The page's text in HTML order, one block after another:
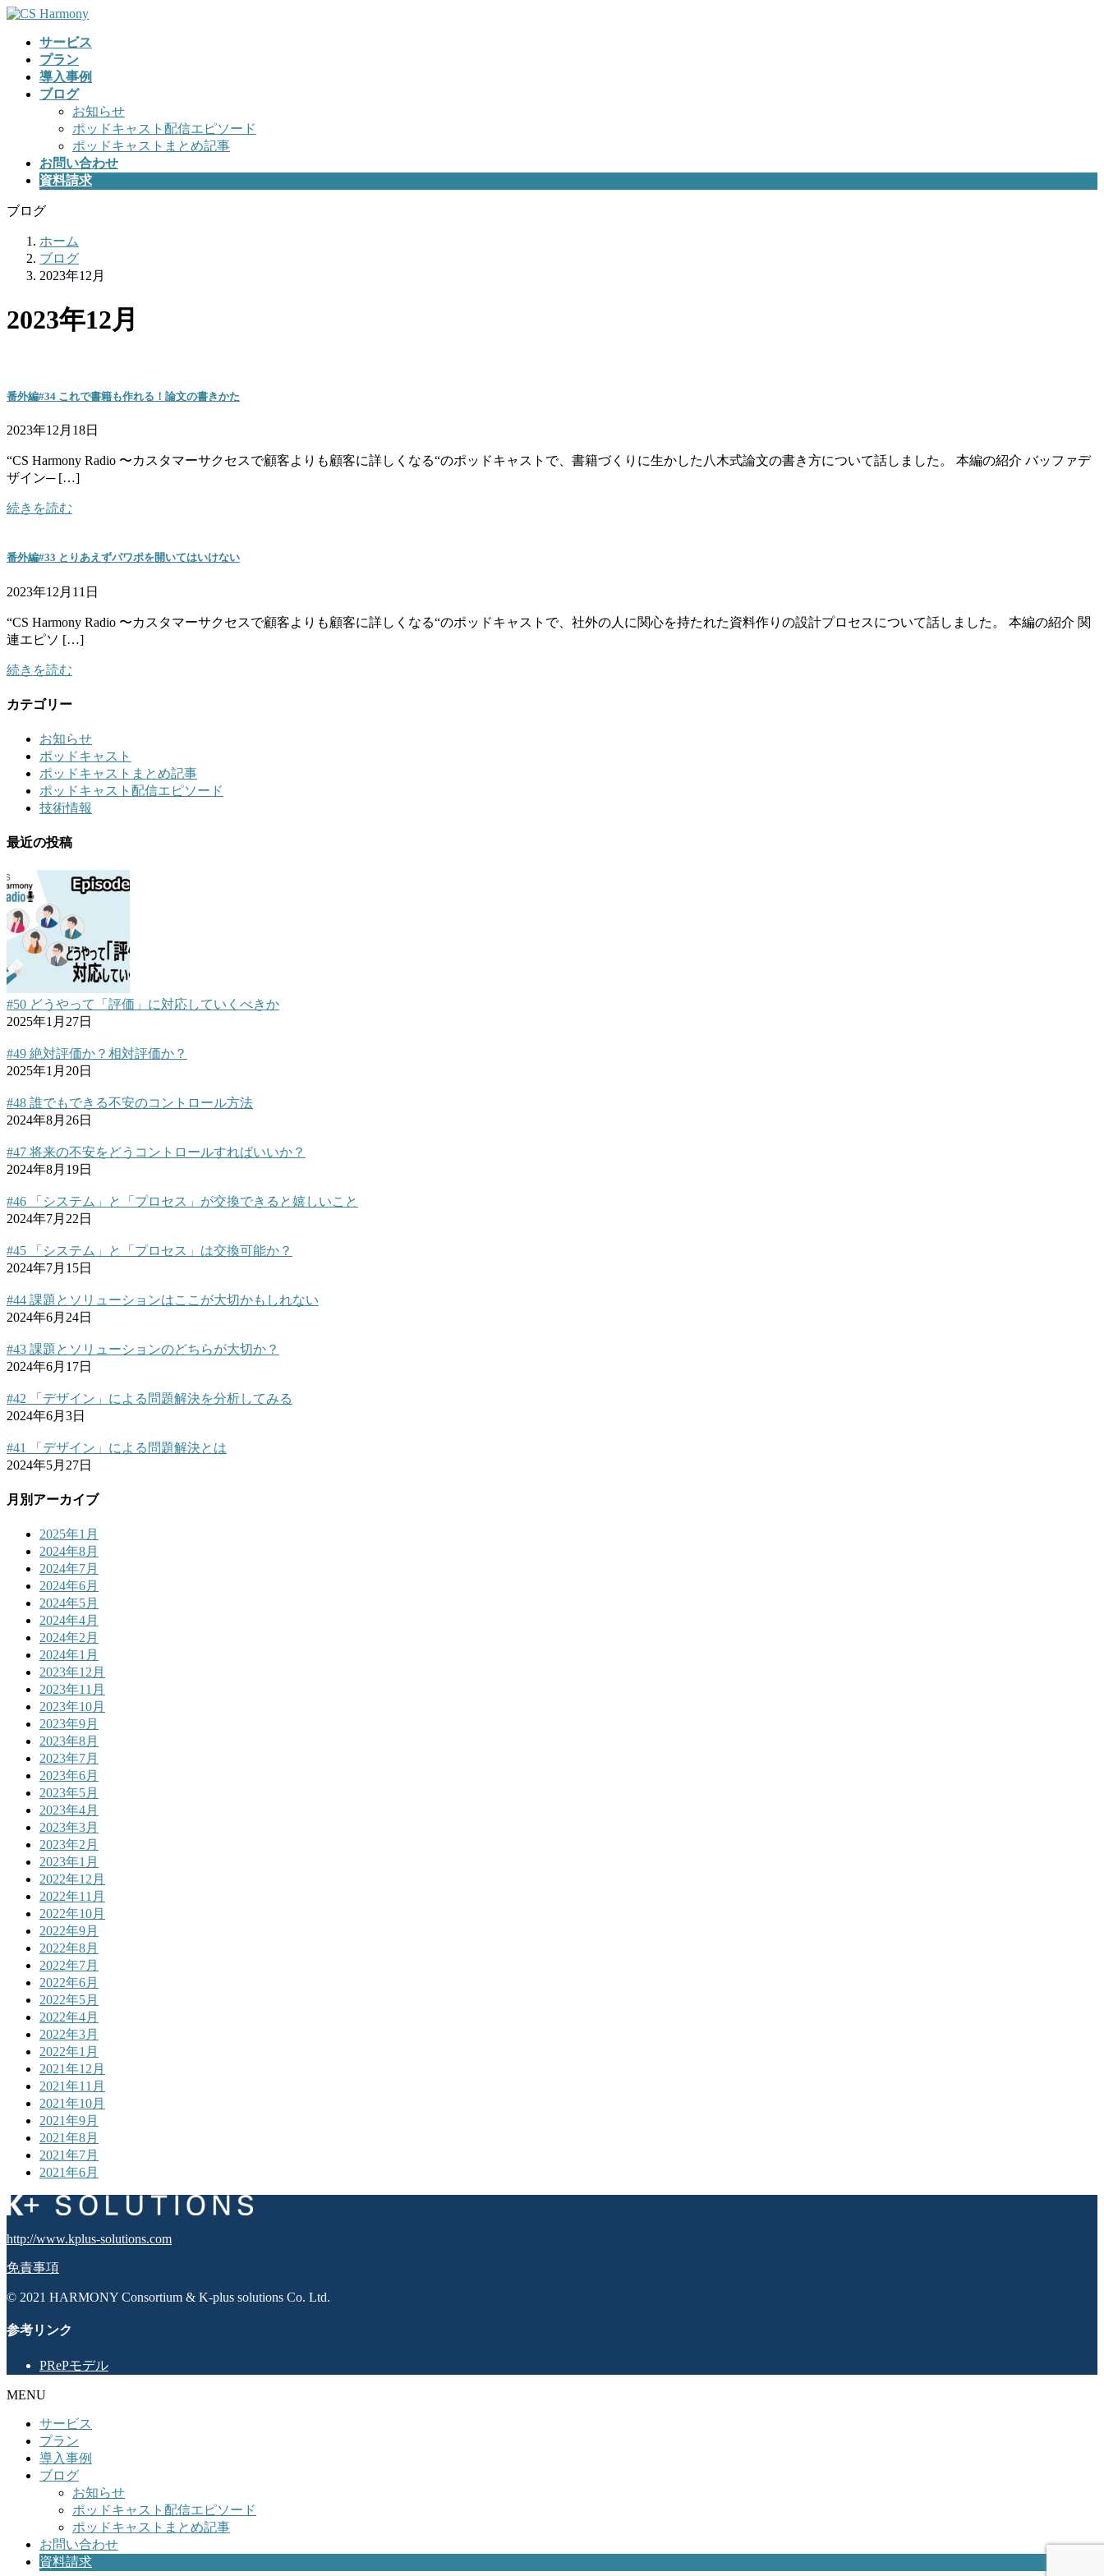
コ
ナ
サービス
プラン
導入事例
ブログ
お知らせ
ポッドキャスト配信エピソード
ポッドキャストまとめ記事
お問い合わせ
資料請求
ブログ
ホーム
ブログ
2023年12月
2023年12月
番外編#34 これで書籍も作れる！論文の書きかた
2023年12月18日
“CS Harmony Radio 〜カスタマーサクセスで顧客よりも顧客に詳しくなる“のポッドキャストで、書籍づくりに生かした八木式論文の書き方について話しました。 本編の紹介 バッファデ
ザイン─ […]
続きを読む
番外編#33 とりあえずパワポを開いてはいけない
2023年12月11日
“CS Harmony Radio 〜カスタマーサクセスで顧客よりも顧客に詳しくなる“のポッドキャストで、社外の人に関心を持たれた資料作りの設計プロセスについて話しました。 本編の紹介 関
連エピソ […]
続きを読む
カテゴリー
お知らせ
ポッドキャスト
ポッドキャストまとめ記事
ポッドキャスト配信エピソード
技術情報
最近の投稿
#50 どうやって「評価」に対応していくべきか
2025年1月27日
#49 絶対評価か？相対評価か？
2025年1月20日
#48 誰でもできる不安のコントロール方法
2024年8月26日
#47 将来の不安をどうコントロールすればいいか？
2024年8月19日
#46 「システム」と「プロセス」が交換できると嬉しいこと
2024年7月22日
#45 「システム」と「プロセス」は交換可能か？
2024年7月15日
#44 課題とソリューションはここが大切かもしれない
2024年6月24日
#43 課題とソリューションのどちらが大切か？
2024年6月17日
#42 「デザイン」による問題解決を分析してみる
2024年6月3日
#41 「デザイン」による問題解決とは
2024年5月27日
月別アーカイブ
2025年1月
2024年8月
2024年7月
2024年6月
2024年5月
2024年4月
2024年2月
2024年1月
2023年12月
2023年11月
2023年10月
2023年9月
2023年8月
2023年7月
2023年6月
2023年5月
2023年4月
2023年3月
2023年2月
2023年1月
2022年12月
2022年11月
2022年10月
2022年9月
2022年8月
2022年7月
2022年6月
2022年5月
2022年4月
2022年3月
2022年1月
2021年12月
2021年11月
2021年10月
2021年9月
2021年8月
2021年7月
2021年6月
http://www.kplus-solutions.com
免責事項
© 2021 HARMONY Consortium & K-plus solutions Co. Ltd.
参考リンク
PRePモデル
MENU
サービス
プラン
導入事例
ブログ
お知らせ
ポッドキャスト配信エピソード
ポッドキャストまとめ記事
お問い合わせ
資料請求